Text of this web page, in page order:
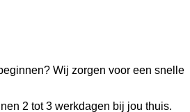
Wij zorgen voor een snelle
2 tot 3 werkdagen bij jou thuis.